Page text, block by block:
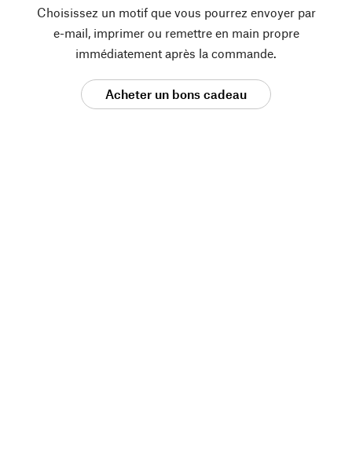
Choisissez un motif que vous pourrez envoyer par
e-mail, imprimer ou remettre en main propre
immédiatement après la commande.
Acheter un bons cadeau